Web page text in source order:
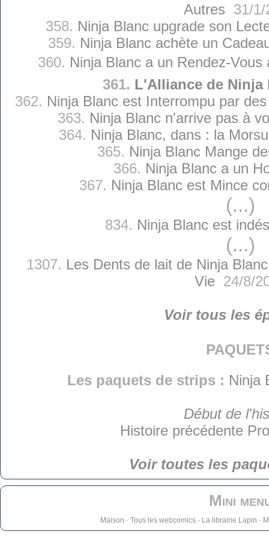
Autres 31/1/
358. Ninja Blanc upgrade son
359. Ninja Blanc achète un
360. Ninja Blanc a un Rendez-Vous
361. L'Alliance de Ninja
362. Ninja Blanc est Interrompu par
363. Ninja Blanc n'arrive pas à
364. Ninja Blanc, dans : la
365. Ninja Blanc Mange
366. Ninja Blanc a un
367. Ninja Blanc est Mince
(...)
834. Ninja Blanc est
(...)
1307. Les Dents de lait de Ninja
Vie24/8/
Voir tous les
Les paquets de strips : Ninja
Début de
Histoire précédente
Voir toutes les
Mini
Maison - Tous les webcomics- La librairie Lapin -